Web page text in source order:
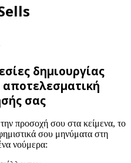
δημιουργίας
αποτελεσματική
σας
την προσοχή σου στα κείμενα, το
σου μηνύματα στη
νούμερα: